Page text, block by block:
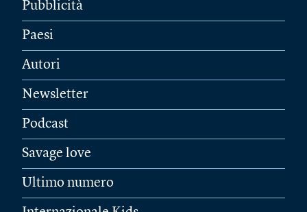
Pubblicità
Paesi
Autori
Newsletter
Podcast
Savage love
Ultimo numero